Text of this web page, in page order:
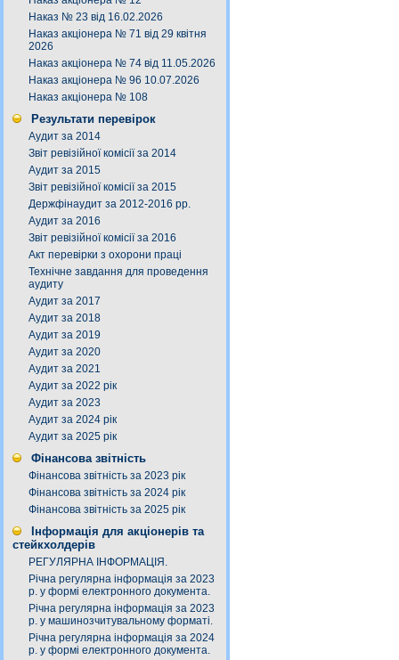
Наказ № 23 від 16.02.2026
Наказ акціонера № 71 від 29 квітня
2026
Наказ акціонера № 74 від 11.05.2026
Наказ акціонера № 96 10.07.2026
Наказ акціонера № 108
Результати перевірок
Аудит за 2014
Звіт ревізійної комісії за 2014
Аудит за 2015
Звіт ревізійної комісії за 2015
Держфінаудит за 2012-2016 рр.
Аудит за 2016
Звіт ревізійної комісії за 2016
Акт перевірки з охорони праці
Технічне завдання для проведення
аудиту
Аудит за 2017
Аудит за 2018
Аудит за 2019
Аудит за 2020
Аудит за 2021
Аудит за 2022 рік
Аудит за 2023
Аудит за 2024 рік
Аудит за 2025 рік
Фінансова звітність
Фінансова звітність за 2023 рік
Фінансова звітність за 2024 рік
Фінансова звітність за 2025 рік
Інформація для акціонерів та
стейкхолдерів
РЕГУЛЯРНА ІНФОРМАЦІЯ.
Річна регулярна інформація за 2023
р. у формі електронного документа.
Річна регулярна інформація за 2023
р. у машинозчитувальному форматі.
Річна регулярна інформація за 2024
р. у формі електронного документа.